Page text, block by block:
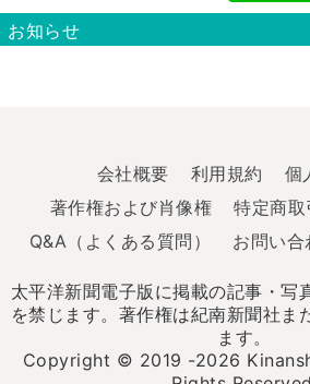
お知らせ
会社概要
利用規約
個
著作権および肖像権
特定商
Q&A（よくある質問）
お問い合
太平洋新聞電子版に掲載の記事・写
を禁じます。著作権は紀南新聞社ま
ます。
Copyright © 2019 -2026